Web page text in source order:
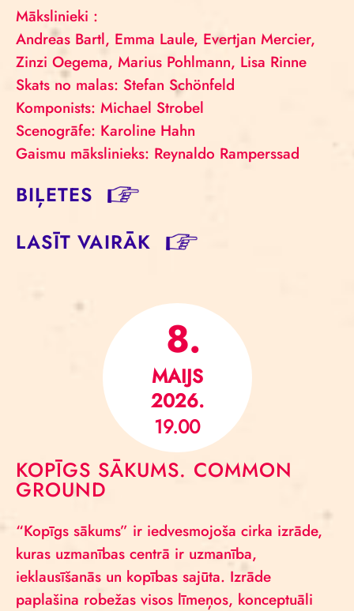
Mākslinieki :
Andreas Bartl, Emma Laule, Evertjan Mercier,
Zinzi Oegema, Marius Pohlmann, Lisa Rinne
Skats no malas: Stefan Schönfeld
Komponists: Michael Strobel
Scenogrāfe: Karoline Hahn
Gaismu mākslinieks: Reynaldo Ramperssad
BIĻETES
LASĪT VAIRĀK
8.
MAIJS
2026.
19.00
KOPĪGS SĀKUMS. COMMON
GROUND
“Kopīgs sākums” ir iedvesmojoša cirka izrāde,
kuras uzmanības centrā ir uzmanība,
ieklausīšanās un kopības sajūta. Izrāde
paplašina robežas visos līmeņos, konceptuāli